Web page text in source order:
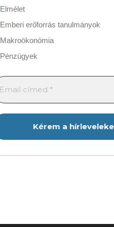
Elmélet
Emberi erőforrás tanulmányok
Makroökonómia
Pénzügyek